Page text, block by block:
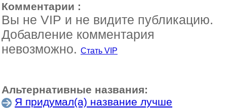
Комментарии :
Вы не VIP и не видите публикацию.
Добавление комментария
невозможно. Стать VIP
Альтернативные названия:
Я придумал(а) название лучше